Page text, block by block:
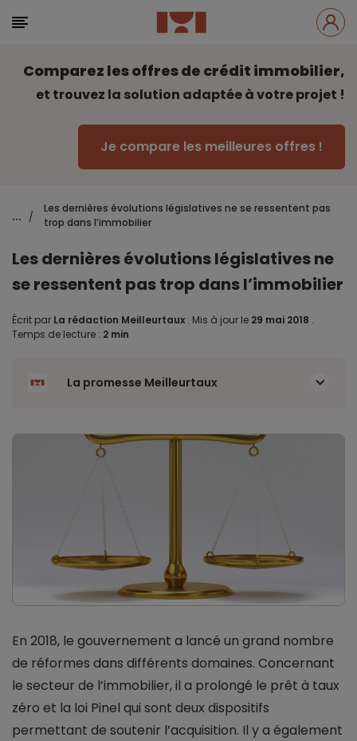
Comparez les offres de crédit immobilier,
et trouvez la solution adaptée à votre projet !
Je compare les meilleures offres !
... /
Les dernières évolutions législatives ne se ressentent pas
trop dans l’immobilier
Les dernières évolutions législatives ne
se ressentent pas trop dans l’immobilier
Écrit par La rédaction Meilleurtaux . Mis à jour le 29 mai 2018 .
Temps de lecture : 2 min
La promesse Meilleurtaux
En 2018, le gouvernement a lancé un grand nombre
de réformes dans différents domaines. Concernant
le secteur de l’immobilier, il a prolongé le prêt à taux
zéro et la loi Pinel qui sont deux dispositifs
permettant de soutenir l’acquisition. Il y a également